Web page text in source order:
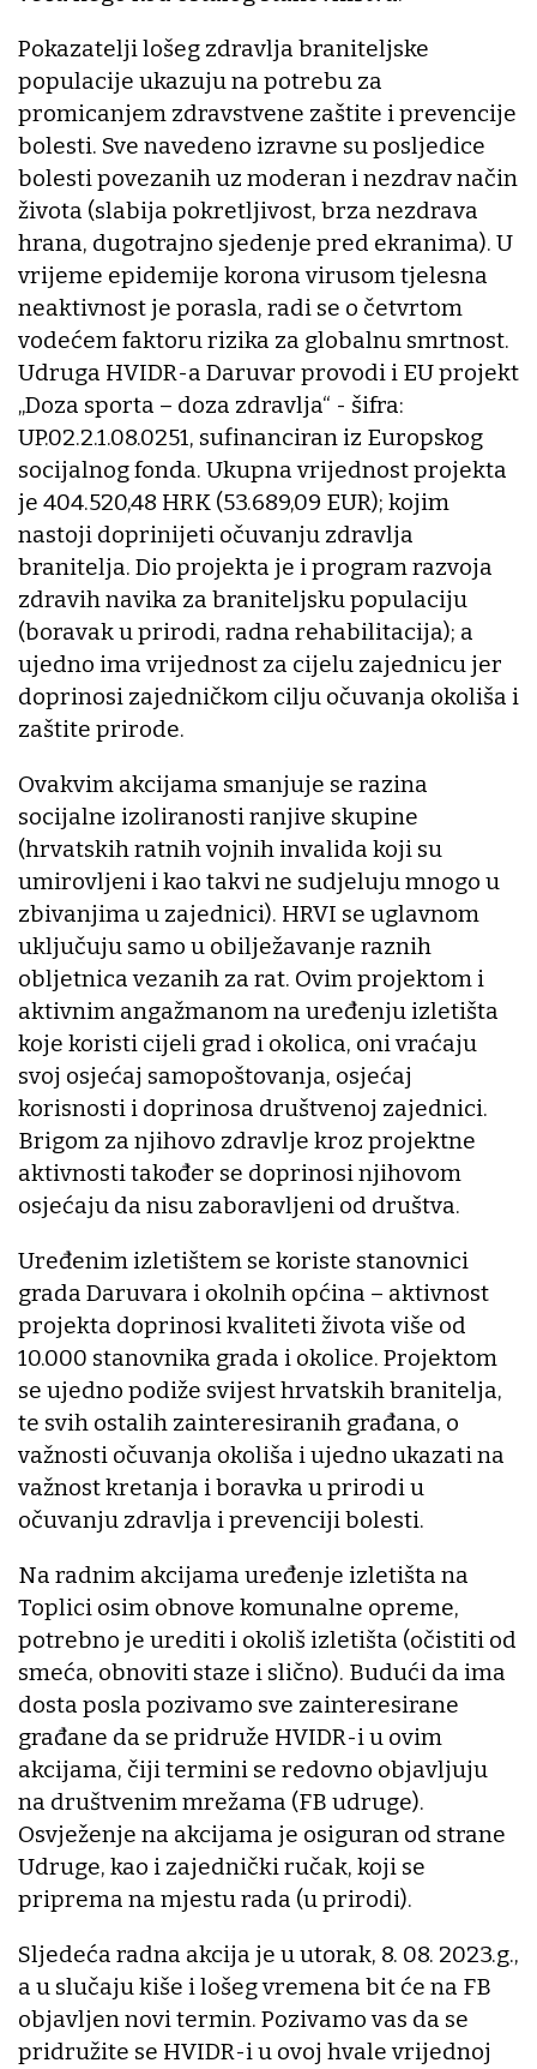
Pokazatelji lošeg zdravlja braniteljske
populacije ukazuju na potrebu za
promicanjem zdravstvene zaštite i prevencije
bolesti. Sve navedeno izravne su posljedice
bolesti povezanih uz moderan i nezdrav način
života (slabija pokretljivost, brza nezdrava
hrana, dugotrajno sjedenje pred ekranima). U
vrijeme epidemije korona virusom tjelesna
neaktivnost je porasla, radi se o četvrtom
vodećem faktoru rizika za globalnu smrtnost.
Udruga HVIDR-a Daruvar provodi i EU projekt
„Doza sporta – doza zdravlja“ - šifra:
UP.02.2.1.08.0251, sufinanciran iz Europskog
socijalnog fonda. Ukupna vrijednost projekta
je 404.520,48 HRK (53.689,09 EUR); kojim
nastoji doprinijeti očuvanju zdravlja
branitelja. Dio projekta je i program razvoja
zdravih navika za braniteljsku populaciju
(boravak u prirodi, radna rehabilitacija); a
ujedno ima vrijednost za cijelu zajednicu jer
doprinosi zajedničkom cilju očuvanja okoliša i
zaštite prirode.
Ovakvim akcijama smanjuje se razina
socijalne izoliranosti ranjive skupine
(hrvatskih ratnih vojnih invalida koji su
umirovljeni i kao takvi ne sudjeluju mnogo u
zbivanjima u zajednici). HRVI se uglavnom
uključuju samo u obilježavanje raznih
obljetnica vezanih za rat. Ovim projektom i
aktivnim angažmanom na uređenju izletišta
koje koristi cijeli grad i okolica, oni vraćaju
svoj osjećaj samopoštovanja, osjećaj
korisnosti i doprinosa društvenoj zajednici.
Brigom za njihovo zdravlje kroz projektne
aktivnosti također se doprinosi njihovom
osjećaju da nisu zaboravljeni od društva.
Uređenim izletištem se koriste stanovnici
grada Daruvara i okolnih općina – aktivnost
projekta doprinosi kvaliteti života više od
10.000 stanovnika grada i okolice. Projektom
se ujedno podiže svijest hrvatskih branitelja,
te svih ostalih zainteresiranih građana, o
važnosti očuvanja okoliša i ujedno ukazati na
važnost kretanja i boravka u prirodi u
očuvanju zdravlja i prevenciji bolesti.
Na radnim akcijama uređenje izletišta na
Toplici osim obnove komunalne opreme,
potrebno je urediti i okoliš izletišta (očistiti od
smeća, obnoviti staze i slično). Budući da ima
dosta posla pozivamo sve zainteresirane
građane da se pridruže HVIDR-i u ovim
akcijama, čiji termini se redovno objavljuju
na društvenim mrežama (FB udruge).
Osvježenje na akcijama je osiguran od strane
Udruge, kao i zajednički ručak, koji se
priprema na mjestu rada (u prirodi).
Sljedeća radna akcija je u utorak, 8. 08. 2023.g.,
a u slučaju kiše i lošeg vremena bit će na FB
objavljen novi termin. Pozivamo vas da se
pridružite se HVIDR-i u ovoj hvale vrijednoj